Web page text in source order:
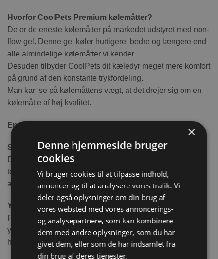
Hvorfor CoolPets Premium kølemåtter?
De er de eneste kølemåtter på markedet udstyret med non-
flow gel. Denne gel køler hurtigere, bedre og længere end
alle almindelige kølemåtter vi kender.
Desuden tilbyder CoolPets dit kæledyr meget mere komfort
på grund af den konstante trykfordeling.
Man kan se på kølemåttens vægt, at det drejer sig om en
kølemåtte af høj kvalitet.
Endnu flere fordele
Skridsikker
Der kan opstå kondens på grund af
temperaturændringerne. Takket være anti-skrid på bunden
af kølemåtten, bliver den på det rigtige sted.
Ydrelag i kraftig polyester
Premium kølemåtten fra CoolPets har et 30 % tykkere
ydrelag og er derfor fastere, mere slidstærk og ekstremt
holdbart, så den bedre kan holde til kaniner også.
×
Denne hjemmeside bruger
cookies
Vi bruger cookies til at tilpasse indhold,
annoncer og til at analysere vores trafik. Vi
deler også oplysninger om din brug af
vores websted med vores annoncerings-
og analysepartnere, som kan kombinere
dem med andre oplysninger, som du har
givet dem, eller som de har indsamlet fra
din brug af deres tjenester.